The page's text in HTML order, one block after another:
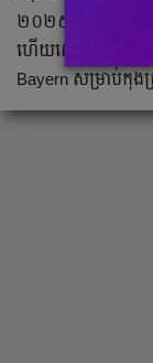
២០២៥​នេះ​ ខណៈ​ដែល
ហើយ​ពេល​នេះ​រូប​​ខ្សែ
Bayern សម្រាប់​កុង​